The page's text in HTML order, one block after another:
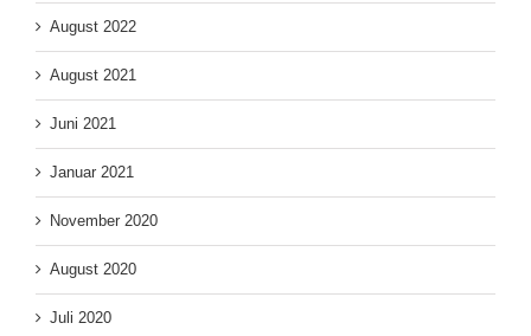
August 2022
August 2021
Juni 2021
Januar 2021
November 2020
August 2020
Juli 2020